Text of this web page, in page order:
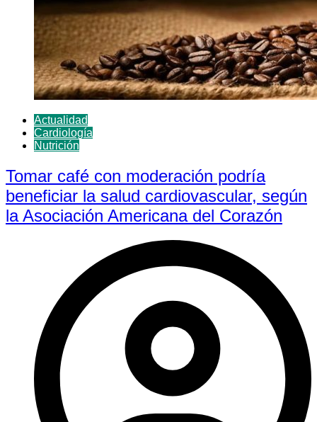
Actualidad
Cardiología
Nutrición
Tomar café con moderación podría
beneficiar la salud cardiovascular, según
la Asociación Americana del Corazón